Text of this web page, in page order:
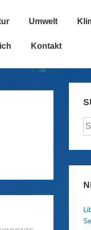
Umwelt
Kontakt